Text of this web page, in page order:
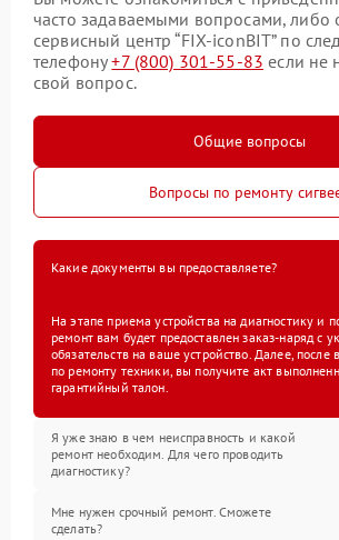
часто задаваемыми вопросами, либо
сервисный центр “FIX-iconBIT” по
телефону+7 (800) 301-55-83 если не
свой вопрос.
Общие вопросы
Вопросы по ремонту
Какие документы вы предоставляете?
На этапе приема устройства на диагностику и
ремонт вам будет предоставлен заказ-наряд с
обязательств на ваше устройство. Далее, после
по ремонту техники, вы получите акт
гарантийный талон.
Я уже знаю в чем неисправность и какой
ремонт необходим. Для чего проводить
диагностику?
Мне нужен срочный ремонт. Сможете
сделать?